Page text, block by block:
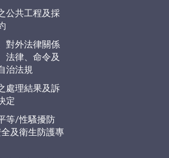
公共工程及採
對外法律關係
法律、命令及
治法規
處理結果及訴
定
等/性騷擾防
及衛生防護專